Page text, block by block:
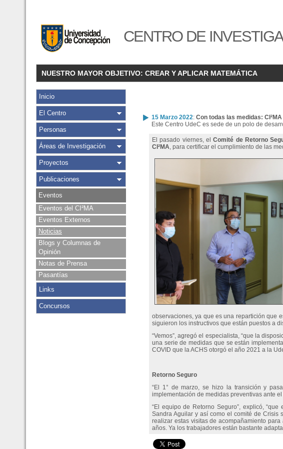
CENTRO DE
NUESTRO MAYOR OBJETIVO: CREAR Y APLICAR MATEMÁTICA
Inicio
El Centro
Personas
Áreas de Investigación
Proyectos
Publicaciones
Eventos
Eventos del CI²MA
Eventos Externos
Noticias
Blogs y Columnas de
Opinión
Notas de Prensa
Pasantías
Links
Concursos
15 Marzo 2022: Con todas las medidas:
Este Centro UdeC es sede de un polo de
El pasado viernes, elComité de Retorno
CI²MA, para certificar el cumplimiento de las
observaciones, ya que es una repartición que
siguieron los instructivos que están puestos a
“Vemos”, agregó el especialista, “que la
una serie de medidas que se están
COVID que la ACHS otorgó el año 2021 a la
Retorno Seguro
“El 1° de marzo, se hizo la transición y
implementación de medidas preventivas ante el
“El equipo de Retorno Seguro”, explicó,
Sandra Aguilar y así como el comité de Crisis
realizar estas visitas de acompañamiento
años. Ya los trabajadores están bastante